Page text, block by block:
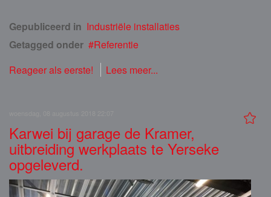
Gepubliceerd in Industriële installaties
Getagged onder
Referentie
Reageer als eerste!
Lees meer...
Karwei bij garage de Kramer,
uitbreiding werkplaats te Yerseke
opgeleverd.